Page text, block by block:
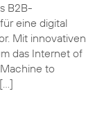
B2B-
eine digital
Mit innovativen
das Internet of
to